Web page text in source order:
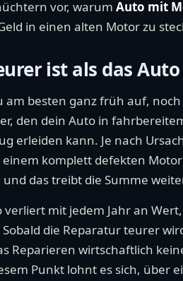
vor, warum Auto mit
in einen alten Motor zu
ist als das
am besten ganz früh auf,
den dein Auto in
erleiden kann. Je nach
komplett defekten
das treibt die Summe
verliert mit jedem Jahr an
die Reparatur teurer
Reparieren wirtschaftlich
Punkt lohnt es sich,